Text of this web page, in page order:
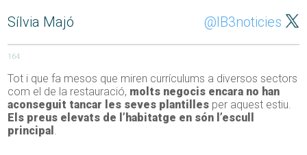
Sílvia Majó @IB3noticies
164
Tot i que fa mesos que miren currículums a diversos sectors
com el de la restauració, molts negocis encara no han
aconseguit tancar les seves plantilles per aquest estiu.
Els preus elevats de l’habitatge en són l’escull
principal .